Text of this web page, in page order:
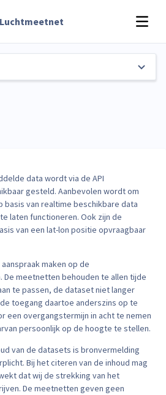
Luchtmeetnet
data wordt via de API
gesteld. Aanbevolen wordt om
basis van realtime beschikbare data
laten functioneren. Ook zijn de
van een lat-lon positie opvraagbaar
maken op de
De meetnetten behouden te allen tijde
te passen, de dataset niet langer
toegang daartoe anderszins op te
een overgangstermijn in acht te nemen
persoonlijk op de hoogte te stellen.
van de datasets is bronvermelding
Bij het citeren van de inhoud mag
dat wij de strekking van het
De meetnetten geven geen